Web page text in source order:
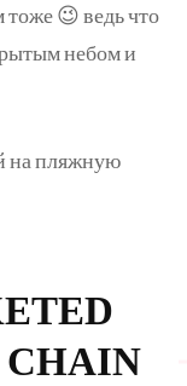
тоже 😉 ведь что
небом и
на пляжную